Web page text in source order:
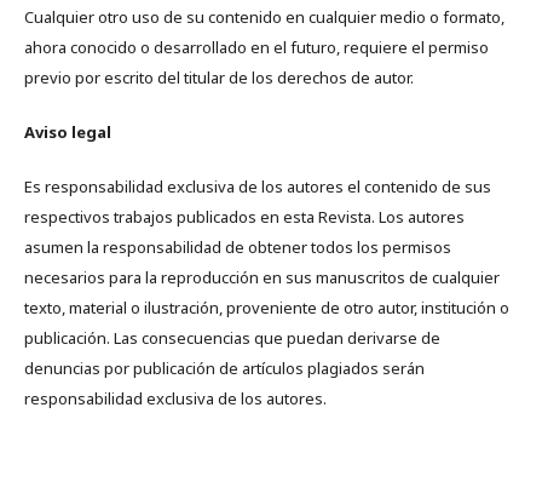
Cualquier otro uso de su contenido en cualquier medio o formato,
ahora conocido o desarrollado en el futuro, requiere el permiso
previo por escrito del titular de los derechos de autor.
Aviso legal
Es responsabilidad exclusiva de los autores el contenido de sus
respectivos trabajos publicados en esta Revista. Los autores
asumen la responsabilidad de obtener todos los permisos
necesarios para la reproducción en sus manuscritos de cualquier
texto, material o ilustración, proveniente de otro autor, institución o
publicación. Las consecuencias que puedan derivarse de
denuncias por publicación de artículos plagiados serán
responsabilidad exclusiva de los autores.